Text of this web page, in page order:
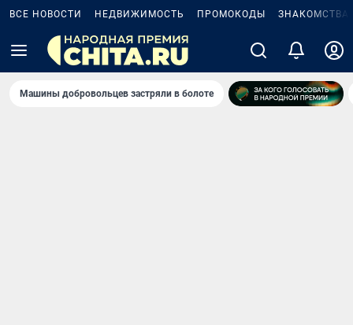
ВСЕ НОВОСТИ НЕДВИЖИМОСТЬ ПРОМОКОДЫ ЗНАКОМСТВА
Машины добровольцев застряли в болоте